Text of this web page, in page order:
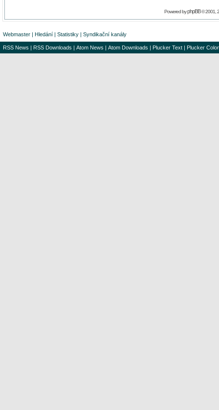
Powered byphpBB© 2001,
Webmaster | Hledání | Statistiky | Syndikační kanály
RSS News | RSS Downloads | Atom News | Atom Downloads | Plucker Text | Plucker Color